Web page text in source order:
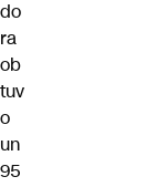
do
ra
ob
tuv
o
un
95